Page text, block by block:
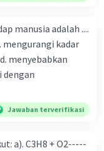
manusia adalah ....
Jawaban terverifikasi
a). C3H8 + O2-----